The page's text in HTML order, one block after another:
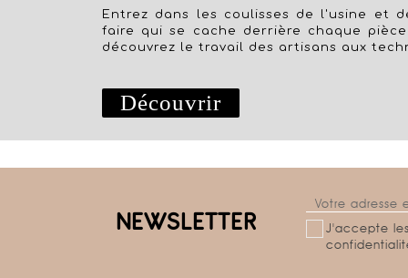
Entrez dans les coulisses de l'usine et
faire qui se cache derrière chaque
découvrez le travail des artisans aux
Découvrir
NEWSLETTER
J'accepte